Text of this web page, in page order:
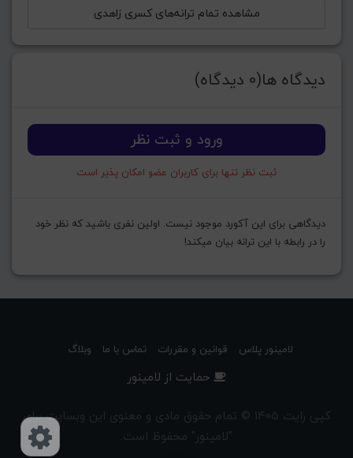
مشاهده تمام ترانه‌های کسری زاهدی
دیدگاه ها(0 دیدگاه)
ورود و ثبت نظر
ثبت نظر تنها برای کاربران عضو امکان پذیر است
دیدگاهی برای این آکورد موجود نیست. اولین نفری باشید که نظر خود
را در رابطه با این ترانه بیان میکند!
لامینور پلاس قوانین و مقررات تماس با ما وبلاگ
حمایت از لامینور
کپی رایت 1405 © تمام حقوق مادی و معنوی این وبسایت برای
"لامینور" محفوظ است.